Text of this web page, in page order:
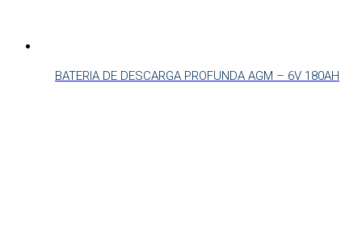
BATERIA DE DESCARGA PROFUNDA AGM – 6V 180AH